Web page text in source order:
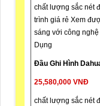
chất lượng sắc nét
trình giá rẻ Xem
sáng với công
Dụng
Đầu Ghi Hình
25,580,000 VNĐ
chất lượng sắc nét